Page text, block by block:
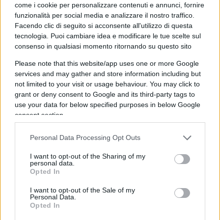
come i cookie per personalizzare contenuti e annunci, fornire
funzionalità per social media e analizzare il nostro traffico.
Facendo clic di seguito si acconsente all'utilizzo di questa
tecnologia. Puoi cambiare idea e modificare le tue scelte sul
consenso in qualsiasi momento ritornando su questo sito
Please note that this website/app uses one or more Google
services and may gather and store information including but
not limited to your visit or usage behaviour. You may click to
grant or deny consent to Google and its third-party tags to
use your data for below specified purposes in below Google
consent section.
Personal Data Processing Opt Outs
I want to opt-out of the Sharing of my
personal data.
Opted In
I want to opt-out of the Sale of my
Personal Data.
Opted In
Marta serafini
28 Gennaio 2026, 8:11 8:11
Sciopero delle scorte , basta qualche giorno , lo dico da
tempo….
Rispondi VIsualizza le risposte
marco_panattoni
ci vorrebbe l’ICE anche da noi, altro che perseguire uno
sbirro che si sente in pericolo e spara ad uno che gli punta
una pistola
Rispondi